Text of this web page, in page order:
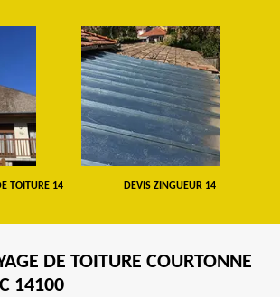
TOITURE 14 DEVIS ZINGUEUR 14
DE TOITURE COURTONNE
14100